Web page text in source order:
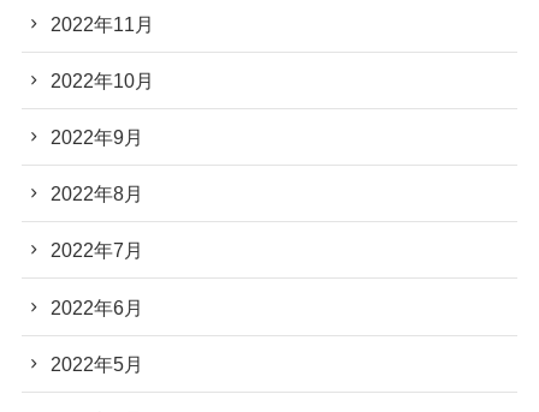
2022年11月
2022年10月
2022年9月
2022年8月
2022年7月
2022年6月
2022年5月